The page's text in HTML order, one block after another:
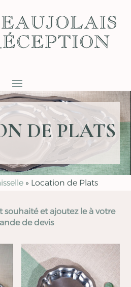
DE PLATS
» Location de Plats
souhaité et ajoutez le à votre
de devis